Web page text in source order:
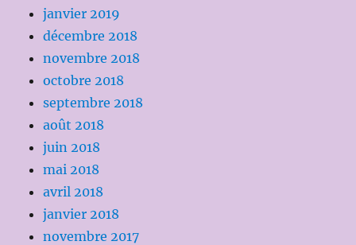
janvier 2019
décembre 2018
novembre 2018
octobre 2018
septembre 2018
août 2018
juin 2018
mai 2018
avril 2018
janvier 2018
novembre 2017